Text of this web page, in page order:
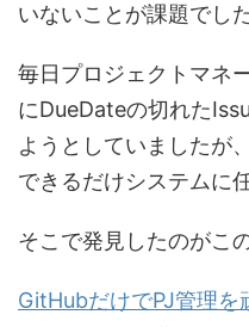
いないことが課題でした
毎日プロジェクトマネ
にDueDateの切れた
ようとしていましたが
できるだけシステムに
そこで発見したのがこ
GitHubだけでPJ管理